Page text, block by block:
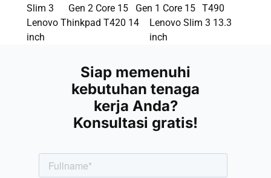
Slim 3
Gen 2 Core 15
Gen 1 Core 15
T490
Lenovo Thinkpad T420 14
inch
Lenovo Slim 3 13.3
inch
Siap memenuhi
kebutuhan tenaga
kerja Anda?
Konsultasi gratis!